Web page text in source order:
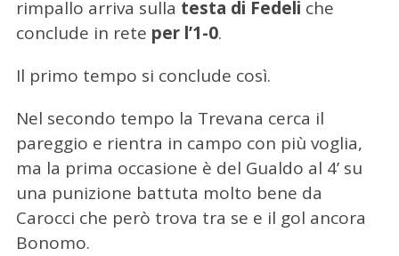
rimpallo arriva sulla testa di Fedeli che
conclude in rete per l’1-0.
Il primo tempo si conclude così.
Nel secondo tempo la Trevana cerca il
pareggio e rientra in campo con più voglia,
ma la prima occasione è del Gualdo al 4’ su
una punizione battuta molto bene da
Carocci che però trova tra se e il gol ancora
Bonomo.